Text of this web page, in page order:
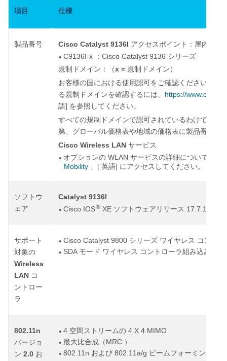
項目 仕様
製品番号 Cisco Catalyst 9136I アクセスポイント：屋内環境
● C9136I-x ： Cisco Catalyst 9136 シリーズ
規制ドメイン：（x = 規制ドメイン）
お客様の国における使用認可をご確認ください。認
る規制ドメインを確認するには、 https://
語] を参照してください。
すべての規制ドメインで認可されているわけではあ
第、グローバル価格表や地域の価格表に製品番号が
Cisco Wireless LAN サービス
● オプションの WLAN サービスの詳細については、
Mobility 」 [ 英語] にアクセスしてください。
ソフトウ
ェア
Catalyst 9136I
● Cisco IOS® XE ソフトウェアリリース 17.7.1
サポート
対象の
Wireless
LAN コ
ントロー
ラ
● Cisco Catalyst 9800 シリーズ ワイヤレス コント
● SDA モード ワイヤレス コントローラ組み込み
802.11n
バージョ
ン 2.0 お
● 4 空間ストリームの 4 X 4 MIMO
● 最大比合成（ MRC ）
● 802.11n および 802.11a/g ビームフォーミング